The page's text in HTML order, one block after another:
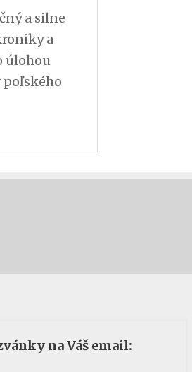
a silne
a
úlohou
na Váš email: